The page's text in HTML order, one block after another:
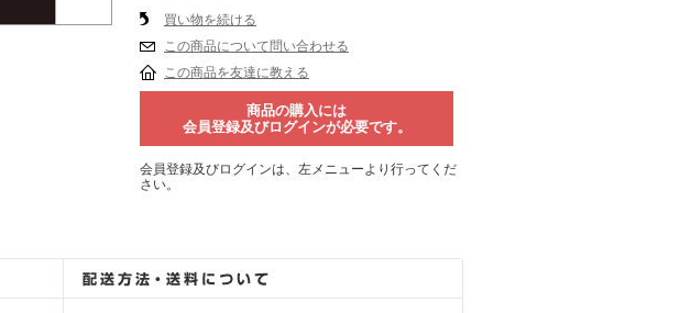
買い物を続ける
この商品について問い合わせる
この商品を友達に教える
商品の購入には
会員登録及びログインが必要です。
会員登録及びログインは、左メニューより行ってくだ
さい。